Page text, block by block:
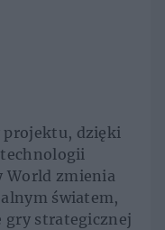
projektu, dzięki
World zmienia
światem,
gry strategicznej